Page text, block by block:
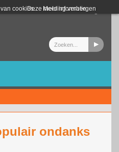
cookies. Meer informatie
Deze melding verbergen
Login
ondanks